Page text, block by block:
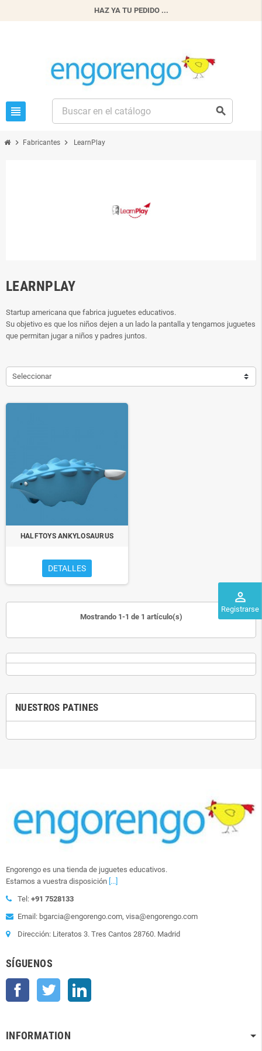
HAZ YA TU PEDIDO ...
view_headline search
perm_identity
Registrarse
chevron_right Fabricantes chevron_right LearnPlay
NUESTROS PATINES
LEARNPLAY
Startup americana que fabrica juguetes educativos.
Su objetivo es que los niños dejen a un lado la pantalla y tengamos juguetes
que permitan jugar a niños y padres juntos.
Seleccionar
HALFTOYS ANKYLOSAURUS
DETALLES
Mostrando 1-1 de 1 artículo(s)
Engorengo es una tienda de juguetes educativos.
Estamos a vuestra disposición [...]
Tel: +91 7528133
Email: bgarcia@engorengo.com, visa@engorengo.com
Dirección: Literatos 3. Tres Cantos 28760. Madrid
SÍGUENOS
Facebook Twitter
INFORMATION